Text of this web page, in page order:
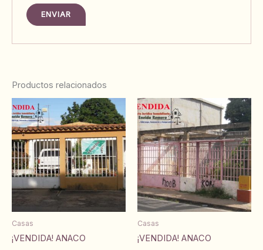
Productos relacionados
Casas
¡VENDIDA! ANACO
Casas
¡VENDIDA! ANACO